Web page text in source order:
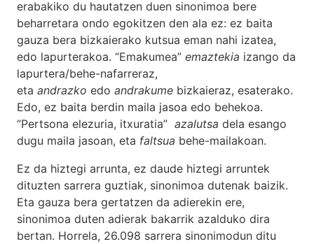
erabakiko du hautatzen duen sinonimoa bere
beharretara ondo egokitzen den ala ez: ez baita
gauza bera bizkaierako kutsua eman nahi izatea,
edo lapurterakoa. “Emakumea” emaztekia izango da
lapurtera/behe-nafarreraz,
eta andrazko edo andrakume bizkaieraz, esaterako.
Edo, ez baita berdin maila jasoa edo behekoa.
“Pertsona elezuria, itxuratia” azalutsa dela esango
dugu maila jasoan, eta faltsua behe-mailakoan.
Ez da hiztegi arrunta, ez daude hiztegi arruntek
dituzten sarrera guztiak, sinonimoa dutenak baizik.
Eta gauza bera gertatzen da adierekin ere,
sinonimoa duten adierak bakarrik azalduko dira
bertan. Horrela, 26.098 sarrera sinonimodun ditu